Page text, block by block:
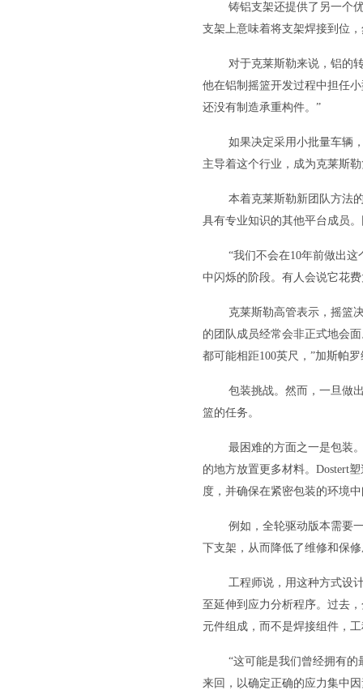
铸铝支架还提供了另一个
支架上意味着将支架焊接到位
对于克莱斯勒来说，铝的
他在铝制摇篮开发过程中担任
还没有制造承重构件。”
如果决定采用小批量车辆
主导着这个行业，成为克莱斯
本着克莱斯勒新团队方法
具有专业知识的其他平台成员
“我们不会在10年前做出这
中闪烁的阶段。有人会说它花
克莱斯勒高管表示，摇篮
的团队成员经常会非正式地会
都可能相距100英尺，”加斯帕
包装挑战。然而，一旦做
篮的任务。
最困难的方面之一是包装
的地方放置更多材料。Dostert
度，并确保在紧密包装的环境
例如，全轮驱动版本需要
下支架，从而降低了维修和保
工程师说，用这种方式设
至延伸到应力分析程序。过去
元件组成，而不是焊接组件，
“这可能是我们曾经拥有的
来回，以确定正确的应力集中因